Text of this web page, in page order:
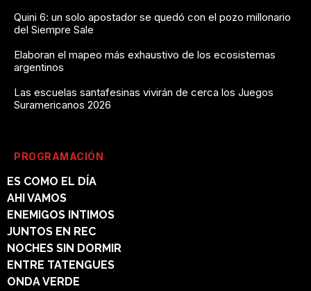
Quini 6: un solo apostador se quedó con el pozo millonario
del Siempre Sale
Elaboran el mapeo más exhaustivo de los ecosistemas
argentinos
Las escuelas santafesinas vivirán de cerca los Juegos
Suramericanos 2026
PROGRAMACIÓN
ES COMO EL DÍA
AHI VAMOS
ENEMIGOS INTIMOS
JUNTOS EN REC
NOCHES SIN DORMIR
ENTRE TATENGUES
ONDA VERDE